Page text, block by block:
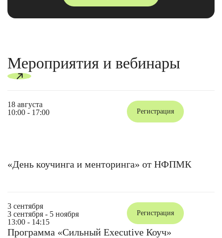
Мероприятия и вебинары
18 августа
10:00 - 17:00
Регистрация
«День коучинга и менторинга» от НФПМК
3 сентября
3 сентября - 5 ноября
13:00 - 14:15
Регистрация
Программа «Сильный Executive Коуч»